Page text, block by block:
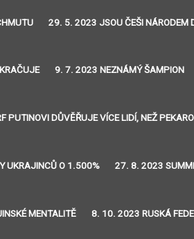
29. 5. 2023 JSOU ČEŠI NÁRODEM
9. 7. 2023 NEZNÁMÝ ŠAMPION
PUTINOVI DŮVĚŘUJE VÍCE LIDÍ, NEŽ
UKRAJINCŮ O 1.500% 27. 8. 2023
MENTALITĚ 8. 10. 2023 RUSKÁ